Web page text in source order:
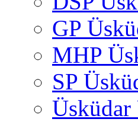
GP
MHP
SP
Üsküdar